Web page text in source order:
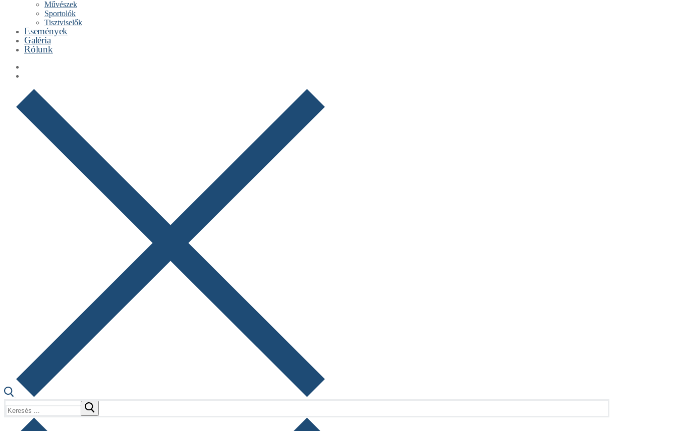
Művészek
Sportolók
Tisztviselők
Események
Galéria
Rólunk